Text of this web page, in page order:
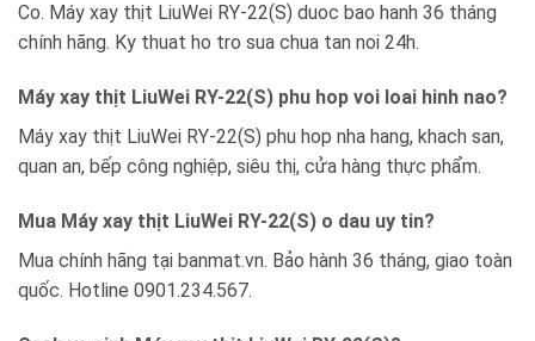
Co. Máy xay thịt LiuWei RY-22(S) duoc bao hanh 36 tháng
chính hãng. Ky thuat ho tro sua chua tan noi 24h.
Máy xay thịt LiuWei RY-22(S) phu hop voi loai hinh nao?
Máy xay thịt LiuWei RY-22(S) phu hop nha hang, khach san,
quan an, bếp công nghiệp, siêu thị, cửa hàng thực phẩm.
Mua Máy xay thịt LiuWei RY-22(S) o dau uy tin?
Mua chính hãng tại banmat.vn. Bảo hành 36 tháng, giao toàn
quốc. Hotline 0901.234.567.